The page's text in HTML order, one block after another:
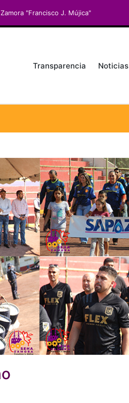
"Francisco J. Mújica"
Transparencia Noticias